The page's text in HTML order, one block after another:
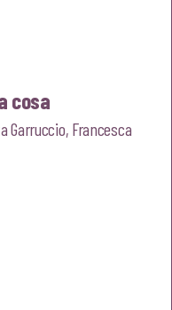
cosa
Garruccio, Francesca